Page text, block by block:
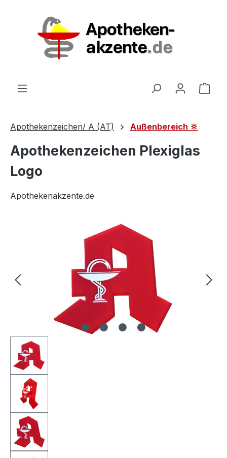
Apothekenzeichen/ A (AT) Außenbereich 🔆
Apothekenzeichen Plexiglas
Logo
Apothekenakzente.de
Bildergalerie überspringen